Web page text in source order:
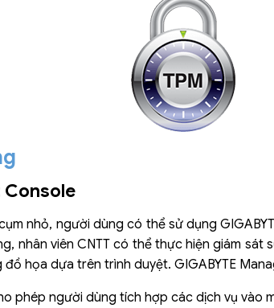
Console
nhỏ, người dùng có thể sử dụng
nhân viên CNTT có thể thực hiện giám
họa dựa trên trình duyệt. GIGABYTE
phép người dùng tích hợp các dịch vụ vào